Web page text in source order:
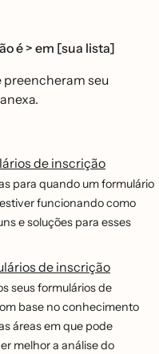
é > em [sua lista]
preencheram seu
de inscrição
para quando um formulário
funcionando como
e soluções para esses
de inscrição
seus formulários de
base no conhecimento
áreas em que pode
melhor a análise do